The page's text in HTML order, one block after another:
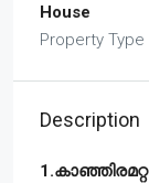
House
Property Type
Description